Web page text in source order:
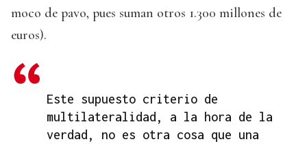
moco de pavo, pues suman otros 1.300 millones de
euros).
Este supuesto criterio de
multilateralidad, a la hora de la
verdad, no es otra cosa que una